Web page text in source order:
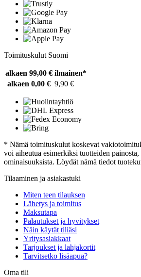
Toimituskulut Suomi
alkaen 99,00 € ilmainen*
alkaen 0,00 € 9,90 €
* Nämä toimituskulut koskevat
voi aiheutua esimerkiksi tuotteiden painosta,
ominaisuuksista. Löydät nämä tiedot
Tilaaminen ja asiakastuki
Miten teen tilauksen
Lähetys ja toimitus
Maksutapa
Palautukset ja hyvitykset
Näin käytät tiliäsi
Yritysasiakkaat
Tarjoukset ja lahjakortit
Tarvitsetko lisäapua?
Oma tili